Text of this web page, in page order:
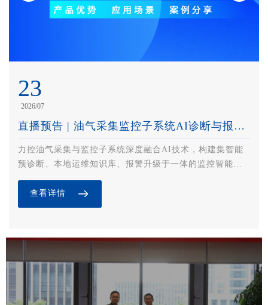
03
2026/08
直播预告 | 矿山智能化全栈式解决方案与实践案例分享
方案融合 OT/IT 技术，依托云边端协同架构构建 “安全、
效率、管理” 三位一体智能体系，覆盖矿山安全管控、生产
执行、集中运营三大业务域，适配井工 / 露天矿、选矿
厂，支持国产信创。方案已落地十余座国家级智能矿山示
范项目，助推矿山从 “人控” 迈向 “智控”，提升本质安全与
查看详情
23
2026/07
直播预告 | 油气采集监控子系统AI诊断与报警升级
力控油气采集与监控子系统深度融合AI技术，构建集智能
预诊断、本地运维知识库、报警升级于一体的监控智能
体。系统通过智能算法快速识别海量数据中的异常波动，
精准定位故障源头；同时为运维团队提供清晰的作业指
导，大幅缩短故障发现与解决时间，赋予油气生产系统具
效率。
查看详情